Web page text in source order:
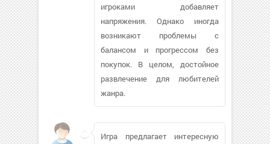
игроками добавляет
напряжения. Однако иногда
возникают проблемы с
балансом и прогрессом без
покупок. В целом, достойное
развлечение для любителей
жанра.
Игра предлагает интересную